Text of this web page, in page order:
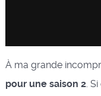
À ma grande
pour une saison 2.